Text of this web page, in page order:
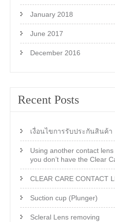
January 2018
June 2017
December 2016
Recent Posts
เงื่อนไขการรับประกันสินค้า
Using another contact
you don’t have the Clear
CLEAR CARE CONTACT
Suction cup (Plunger)
Scleral Lens removing